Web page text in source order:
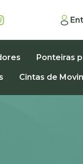
Ponteiras
Cintas de